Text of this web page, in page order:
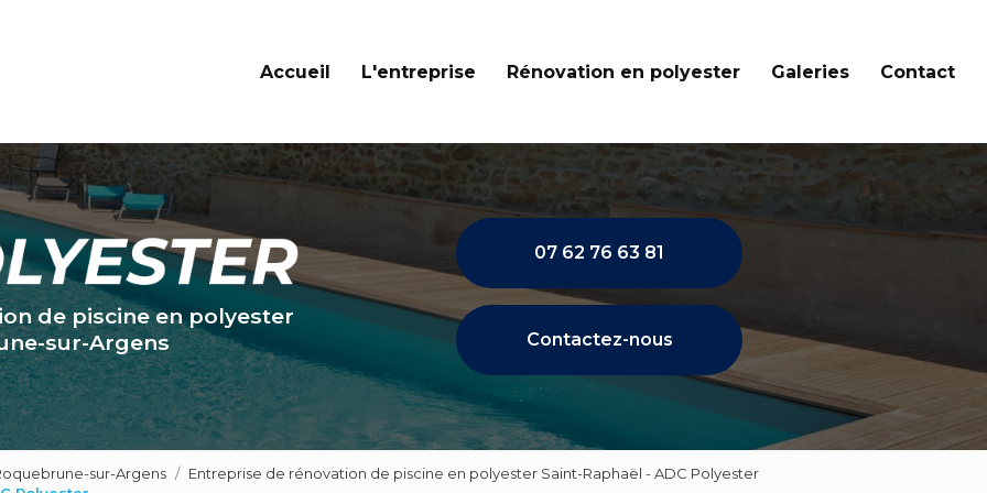
Accueil L'entreprise Rénovation en polyester Galeries Contact
de piscine en polyester
sur-Argens
07 62 76 63 81
Contactez-nous
sur-Argens
Entreprise de rénovation de piscine en polyester Saint-Raphaël - ADC Polyester